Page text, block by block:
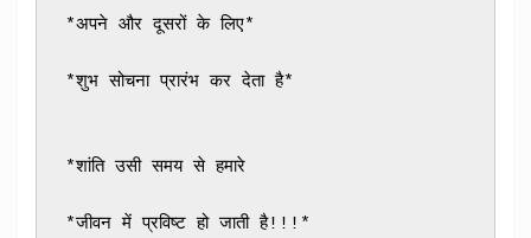
*अपने और दूसरों के लिए*
*शुभ सोचना प्रारंभ कर देता है*
*शांति उसी समय से हमारे
*जीवन में प्रविष्ट हो जाती है!!!*